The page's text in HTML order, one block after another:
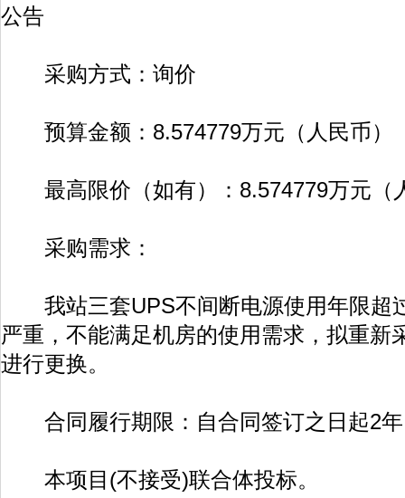
公告
采购方式：询价
预算金额：8.574779万元（人民币）
最高限价（如有）：8.574779万元（
采购需求：
我站三套UPS不间断电源使用年限超
严重，不能满足机房的使用需求，拟重新
进行更换。
合同履行期限：自合同签订之日起2年
本项目(不接受)联合体投标。